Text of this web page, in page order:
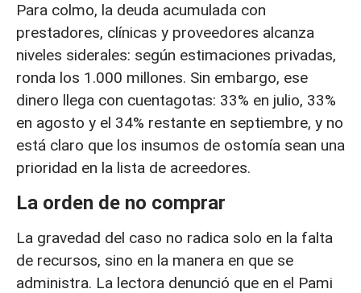
Para colmo, la deuda acumulada con
prestadores, clínicas y proveedores alcanza
niveles siderales: según estimaciones privadas,
ronda los 1.000 millones. Sin embargo, ese
dinero llega con cuentagotas: 33% en julio, 33%
en agosto y el 34% restante en septiembre, y no
está claro que los insumos de ostomía sean una
prioridad en la lista de acreedores.
La orden de no comprar
La gravedad del caso no radica solo en la falta
de recursos, sino en la manera en que se
administra. La lectora denunció que en el Pami